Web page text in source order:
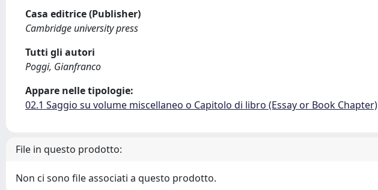
Casa editrice (Publisher)
Cambridge university press
Tutti gli autori
Poggi, Gianfranco
Appare nelle tipologie:
02.1 Saggio su volume miscellaneo o Capitolo di libro (Essay or Book Chapter)
File in questo prodotto:
Non ci sono file associati a questo prodotto.